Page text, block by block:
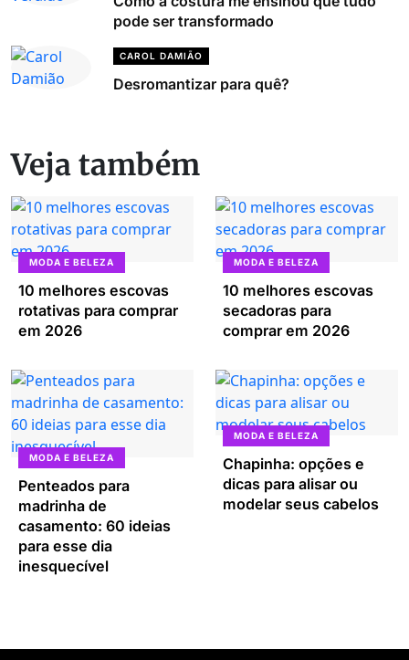
pode ser transformado
CAROL DAMIÃO
Desromantizar para quê?
Veja também
MODA E BELEZA
10 melhores escovas
rotativas para comprar
em 2026
MODA E BELEZA
10 melhores escovas
secadoras para
comprar em 2026
MODA E BELEZA
Penteados para
madrinha de
casamento: 60 ideias
para esse dia
inesquecível
MODA E BELEZA
Chapinha: opções e
dicas para alisar ou
modelar seus cabelos